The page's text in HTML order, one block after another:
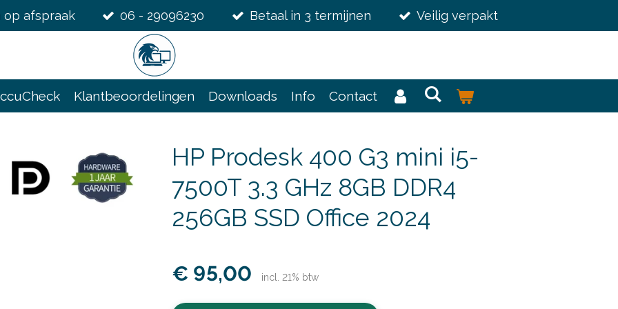
op afspraak 06 - 29096230 Betaal in 3 termijnen Veilig verpakt
Klantbeoordelingen Downloads Info Contact
HP Prodesk 400 G3 mini i5-
7500T 3.3 GHz 8GB DDR4
256GB SSD Office 2024
€ 95,00 incl. 21% btw